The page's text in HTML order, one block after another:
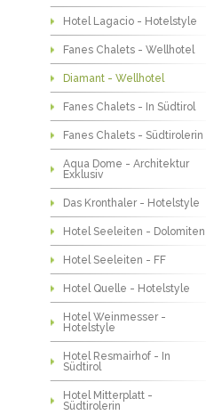
Hotel Lagacio - Hotelstyle
Fanes Chalets - Wellhotel
Diamant - Wellhotel
Fanes Chalets - In Südtirol
Fanes Chalets - Südtirolerin
Aqua Dome - Architektur
Exklusiv
Das Kronthaler - Hotelstyle
Hotel Seeleiten - Dolomiten
Hotel Seeleiten - FF
Hotel Quelle - Hotelstyle
Hotel Weinmesser -
Hotelstyle
Hotel Resmairhof - In
Südtirol
Hotel Mitterplatt -
Südtirolerin